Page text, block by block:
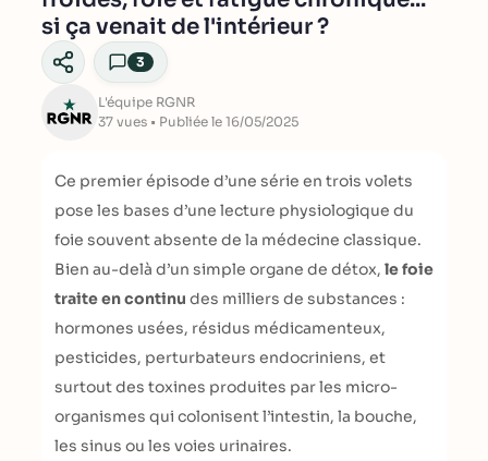
si ça venait de l'intérieur ?
3
L'équipe RGNR
37 vues • Publiée le 16/05/2025
Ce premier épisode d’une série en trois volets
pose les bases d’une lecture physiologique du
foie souvent absente de la médecine classique.
Bien au-delà d’un simple organe de détox, le foie
traite en continu des milliers de substances :
hormones usées, résidus médicamenteux,
pesticides, perturbateurs endocriniens, et
surtout des toxines produites par les micro-
organismes qui colonisent l’intestin, la bouche,
les sinus ou les voies urinaires.